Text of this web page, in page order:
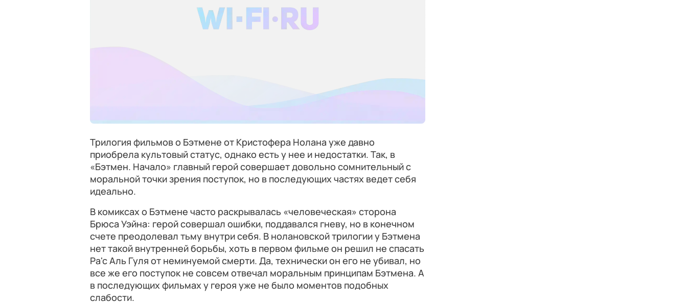
Трилогия фильмов о Бэтмене от Кристофера Нолана уже давно
приобрела культовый статус, однако есть у нее и недостатки. Так, в
«Бэтмен. Начало» главный герой совершает довольно сомнительный с
моральной точки зрения поступок, но в последующих частях ведет себя
идеально.
В комиксах о Бэтмене часто раскрывалась «человеческая» сторона
Брюса Уэйна: герой совершал ошибки, поддавался гневу, но в конечном
счете преодолевал тьму внутри себя. В нолановской трилогии у Бэтмена
нет такой внутренней борьбы, хоть в первом фильме он решил не спасать
Ра'с Аль Гуля от неминуемой смерти. Да, технически он его не убивал, но
все же его поступок не совсем отвечал моральным принципам Бэтмена. А
в последующих фильмах у героя уже не было моментов подобных
слабости.